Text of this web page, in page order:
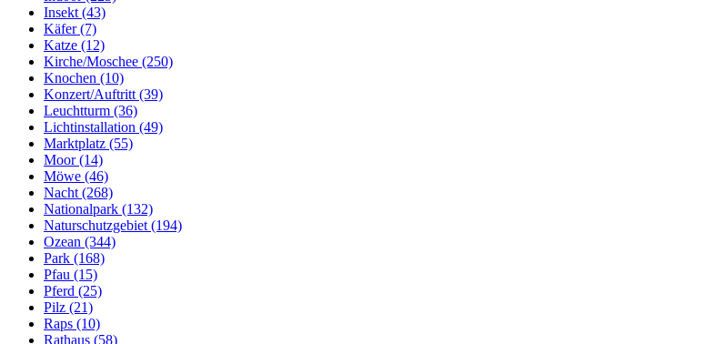
Insekt (43)
Käfer (7)
Katze (12)
Kirche/Moschee (250)
Knochen (10)
Konzert/Auftritt (39)
Leuchtturm (36)
Lichtinstallation (49)
Marktplatz (55)
Moor (14)
Möwe (46)
Nacht (268)
Nationalpark (132)
Naturschutzgebiet (194)
Ozean (344)
Park (168)
Pfau (15)
Pferd (25)
Pilz (21)
Raps (10)
Rathaus (58)